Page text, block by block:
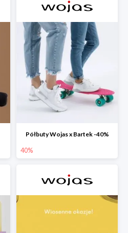
Półbuty Wojas x Bartek -40%
40%